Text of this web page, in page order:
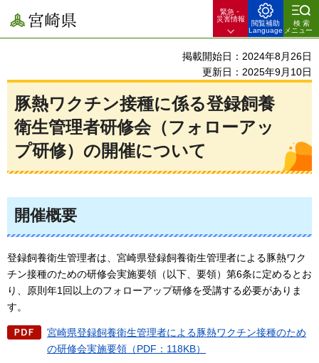
宮崎県
緊急・
災害情報
閲覧補助
Language
検索
メニュー
掲載開始日：2024年8月26日
更新日：2025年9月10日
豚熱ワクチン接種に係る登録飼養
衛生管理者研修会（フォローアッ
プ研修）の開催について
開催概要
登録飼養衛生管理者は、宮崎県登録飼養衛生管理者による豚熱ワク
チン接種のための研修会実施要領（以下、要領）第6条に定めるとお
り、原則年1回以上のフォローアップ研修を受講する必要がありま
す。
宮崎県登録飼養衛生管理者による豚熱ワクチン接種のため
の研修会実施要領（PDF：118KB）